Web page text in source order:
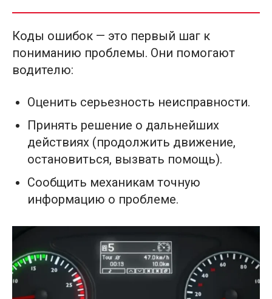
Коды ошибок — это первый шаг к
пониманию проблемы. Они помогают
водителю:
Оценить серьезность неисправности.
Принять решение о дальнейших
действиях (продолжить движение,
остановиться, вызвать помощь).
Сообщить механикам точную
информацию о проблеме.